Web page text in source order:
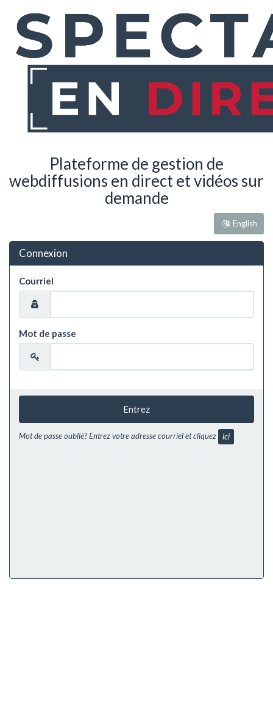
Plateforme de gestion de
webdiffusions en direct et vidéos sur
demande
English
Connexion
Courriel
Mot de passe
Entrez
Mot de passe oublié? Entrez votre adresse courriel et cliquez